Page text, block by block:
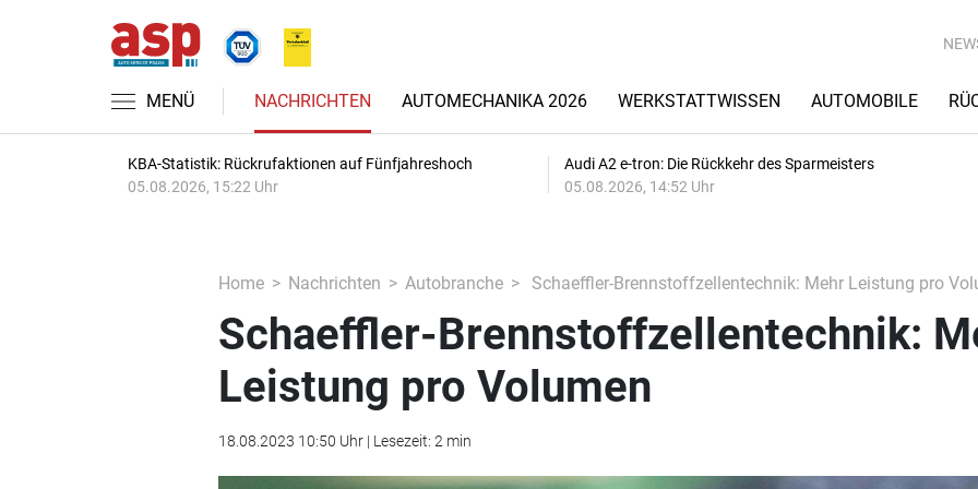
MENÜ NACHRICHTEN AUTOMECHANIKA 2026 WERKSTATTWISSEN AUTOMOBILE
KBA-Statistik: Rückrufaktionen auf Fünfjahreshoch
05.08.2026, 15:22 Uhr
Audi A2 e-tron: Die Rückkehr des Sparmeisters
05.08.2026, 14:52 Uhr
Home Nachrichten Autobranche Schaeffler-Brennstoffzellentechnik: Mehr Leistung pro
Schaeffler-Brennstoffzellentechnik:
Leistung pro Volumen
18.08.2023 10:50 Uhr | Lesezeit: 2 min